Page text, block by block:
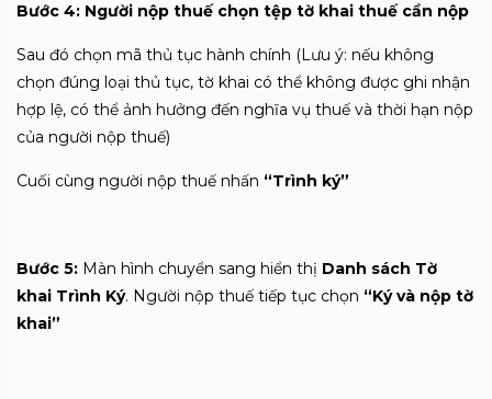
Bước 4: Người nộp thuế chọn tệp tờ khai thuế cần nộp
Sau đó chọn mã thủ tục hành chính (Lưu ý: nếu không
chọn đúng loại thủ tục, tờ khai có thể không được ghi nhận
hợp lệ, có thể ảnh hưởng đến nghĩa vụ thuế và thời hạn nộp
của người nộp thuế)
Cuối cùng người nộp thuế nhấn “Trình ký”
Bước 5: Màn hình chuyển sang hiển thị Danh sách Tờ
khai Trình Ký. Người nộp thuế tiếp tục chọn “Ký và nộp tờ
khai”